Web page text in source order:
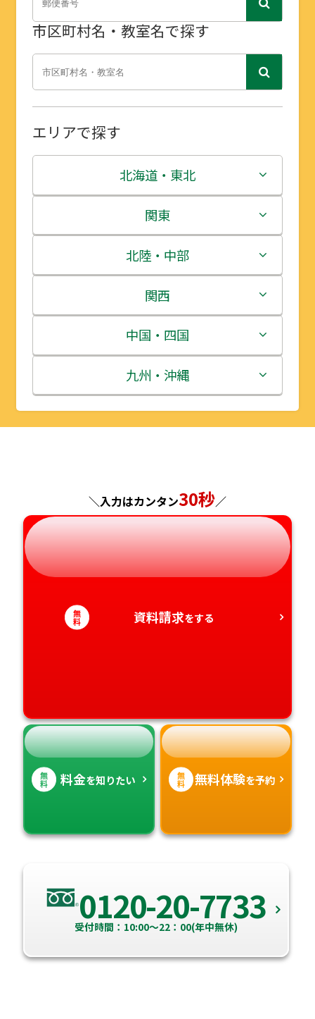
市区町村名・教室名で探す
エリアで探す
北海道・東北
北海道
青森県
岩手県
宮城県
秋田県
山形県
関東
茨城県
栃木県
群馬県
埼玉県
千葉県
神奈川県
北陸・中部
新潟県
富山県
石川県
福井県
岐阜県
静岡県
愛知県
関西
三重県
滋賀県
京都府
奈良県
和歌山県
中国・四国
鳥取県
島根県
山口県
徳島県
香川県
九州・沖縄
福岡県
長崎県
熊本県
大分県
宮崎県
＼入力はカンタン30秒／
無
料 資料請求をする
無
料 料金を知りたい 無
料 無料体験を予約
0120-20-7733
受付時間：10:00～22：00(年中無休)